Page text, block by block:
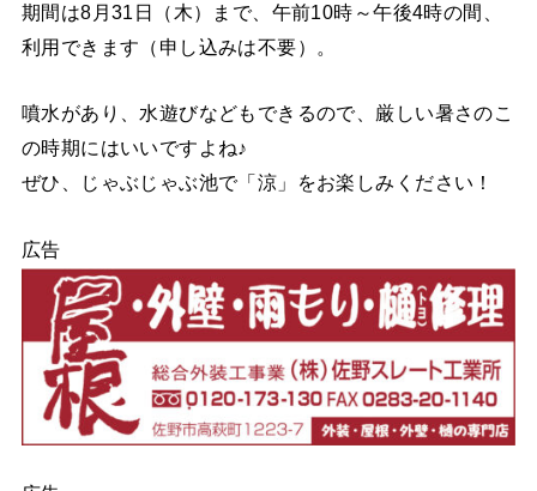
期間は8月31日（木）まで、午前10時～午後4時の間、
利用できます（申し込みは不要）。
噴水があり、水遊びなどもできるので、厳しい暑さのこ
の時期にはいいですよね♪
ぜひ、じゃぶじゃぶ池で「涼」をお楽しみください！
広告